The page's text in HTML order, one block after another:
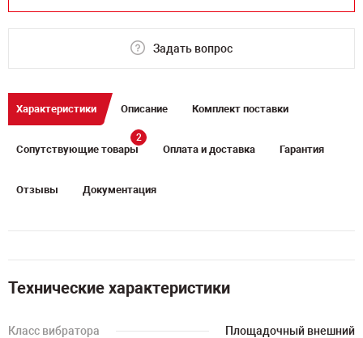
Задать вопрос
Характеристики Описание Комплект поставки
Сопутствующие товары
2
Оплата и доставка Гарантия
Отзывы Документация
Технические характеристики
Класс вибратора
Площадочный внешний